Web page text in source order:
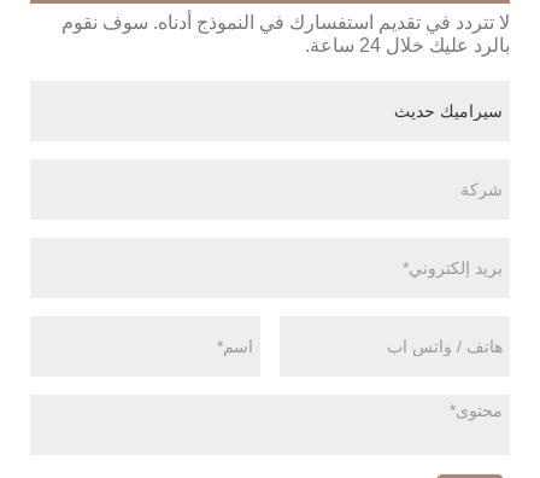
لا تتردد في تقديم استفسارك في النموذج أدناه. سوف نقوم
بالرد عليك خلال 24 ساعة.